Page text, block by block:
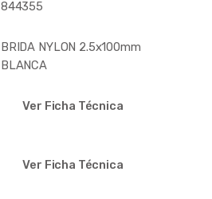
844355
BRIDA NYLON 2.5x100mm
BLANCA
Ver Ficha Técnica
Ver Ficha Técnica